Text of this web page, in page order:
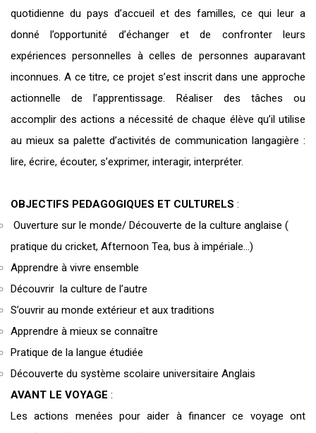
quotidienne du pays d’accueil et des familles, ce qui leur a
donné l’opportunité d’échanger et de confronter leurs
expériences personnelles à celles de personnes auparavant
inconnues. A ce titre, ce projet s’est inscrit dans une approche
actionnelle de l’apprentissage. Réaliser des tâches ou
accomplir des actions a nécessité de chaque élève qu’il utilise
au mieux sa palette d’activités de communication langagière :
lire, écrire, écouter, s’exprimer, interagir, interpréter.
OBJECTIFS PEDAGOGIQUES ET CULTURELS :
Ouverture sur le monde/ Découverte de la culture anglaise (
pratique du cricket, Afternoon Tea, bus à impériale…)
Apprendre à vivre ensemble
Découvrir la culture de l’autre
S’ouvrir au monde extérieur et aux traditions
Apprendre à mieux se connaître
Pratique de la langue étudiée
Découverte du système scolaire universitaire Anglais
AVANT LE VOYAGE :
Les actions menées pour aider à financer ce voyage ont